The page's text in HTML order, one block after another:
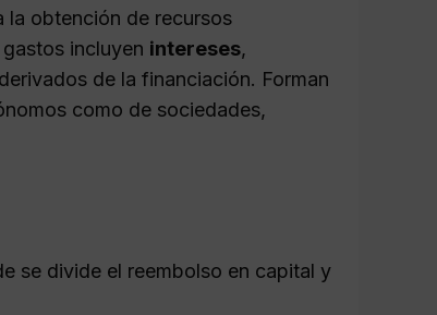
la obtención de recursos
incluyen intereses,
de la financiación. Forman
como de sociedades,
se divide el reembolso en capital y